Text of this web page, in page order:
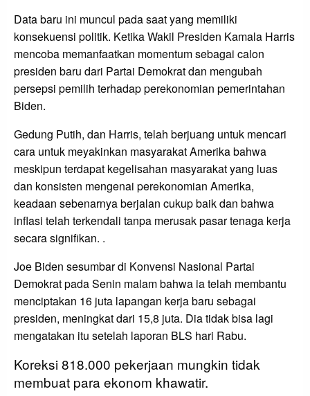
Data baru ini muncul pada saat yang memiliki
konsekuensi politik. Ketika Wakil Presiden Kamala Harris
mencoba memanfaatkan momentum sebagai calon
presiden baru dari Partai Demokrat dan mengubah
persepsi pemilih terhadap perekonomian pemerintahan
Biden.
Gedung Putih, dan Harris, telah berjuang untuk mencari
cara untuk meyakinkan masyarakat Amerika bahwa
meskipun terdapat kegelisahan masyarakat yang luas
dan konsisten mengenai perekonomian Amerika,
keadaan sebenarnya berjalan cukup baik dan bahwa
inflasi telah terkendali tanpa merusak pasar tenaga kerja
secara signifikan. .
Joe Biden sesumbar di Konvensi Nasional Partai
Demokrat pada Senin malam bahwa ia telah membantu
menciptakan 16 juta lapangan kerja baru sebagai
presiden, meningkat dari 15,8 juta. Dia tidak bisa lagi
mengatakan itu setelah laporan BLS hari Rabu.
Koreksi 818.000 pekerjaan mungkin tidak
membuat para ekonom khawatir.